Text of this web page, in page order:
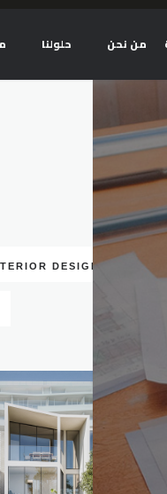
من نحن حلولنا
DESIGN